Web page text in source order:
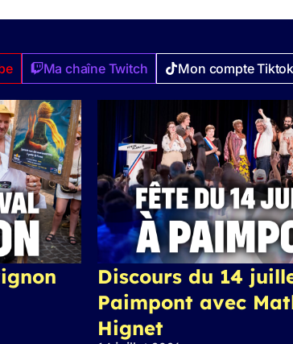
Ma chaîne Twitch Mon compte Tiktok
Discours du 14
Paimpont avec
Hignet